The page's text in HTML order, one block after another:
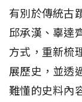
有別於傳統古
邱承漢、辜達
方式，重新梳
展歷史，並透
難懂的史料內